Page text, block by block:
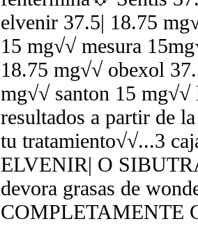
elvenir 37.5| 18.75
15 mg√√ mesura
18.75 mg√√ obexol
mg√√ santon 15 mg√√
resultados a partir de
tu tratamiento√√...3
ELVENIR| O
devora grasas de
COMPLETAMENTE